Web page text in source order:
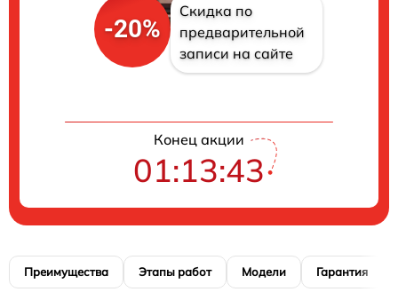
-20%
Скидка по
предварительной
записи на сайте
Конец акции
01:13:42
Преимущества Этапы работ Модели Гарантия